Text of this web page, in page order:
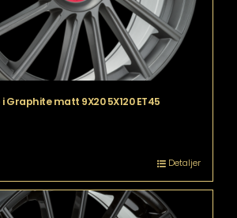
Graphite matt 9X20 5X120 ET45
Detaljer